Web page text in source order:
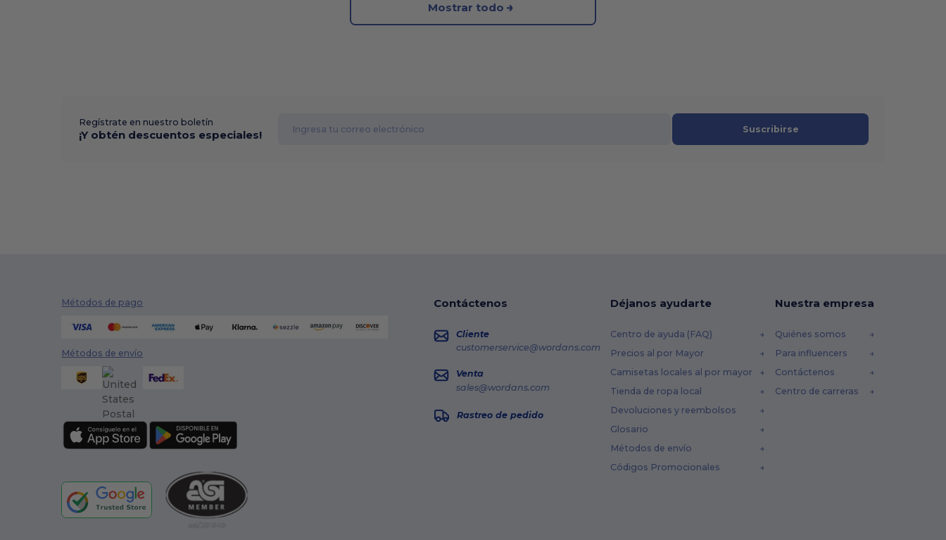
Mostrar todo
Regístrate en nuestro boletín
¡Y obtén descuentos especiales! Suscribirse
Métodos de pago
Métodos de envío
Contáctenos
Cliente
customerservice@wordans.com
Venta
sales@wordans.com
Rastreo de pedido
Déjanos ayudarte
Centro de ayuda (FAQ)
Precios al por Mayor
Camisetas locales al por mayor
Tienda de ropa local
Devoluciones y reembolsos
Glosario
Métodos de envío
Códigos Promocionales
Nuestra empresa
Quiénes somos
Para influencers
Contáctenos
Centro de carreras